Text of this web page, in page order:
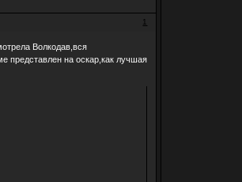
1
Волкодав,вся
представлен на оскар,как лучшая